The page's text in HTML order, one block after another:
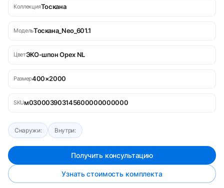
КоллекцияТоскана
МодельТоскана_Neo_601.1
ЦветЭКО-шпон Орех NL
Размер400×2000
SKUм030003903145600000000000
Снаружи: Внутри:
Получить консультацию
Узнать стоимость комплекта